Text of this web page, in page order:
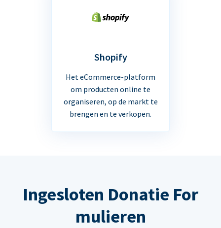
Shopify
Het eCommerce-platform
om producten online te
organiseren, op de markt te
brengen en te verkopen.
Ingesloten Donatie For
mulieren